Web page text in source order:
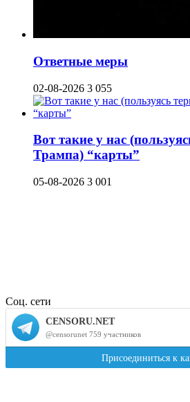
Ответные меры
02-08-2026 3 055
Вот такие у нас
Трампа) “карты”
05-08-2026 3 001
Соц. сети